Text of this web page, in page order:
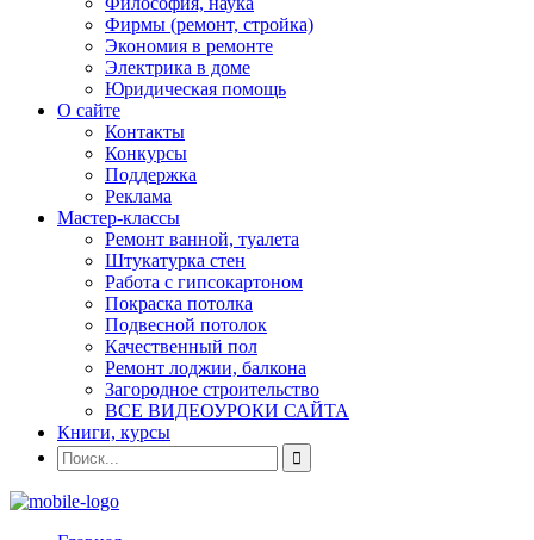
Фирмы (ремонт, стройка)
Экономия в ремонте
Электрика в доме
Юридическая помощь
О сайте
Контакты
Конкурсы
Поддержка
Реклама
Мастер-классы
Ремонт ванной, туалета
Штукатурка стен
Работа с гипсокартоном
Покраска потолка
Подвесной потолок
Качественный пол
Ремонт лоджии, балкона
Загородное строительство
ВСЕ ВИДЕОУРОКИ САЙТА
Книги, курсы